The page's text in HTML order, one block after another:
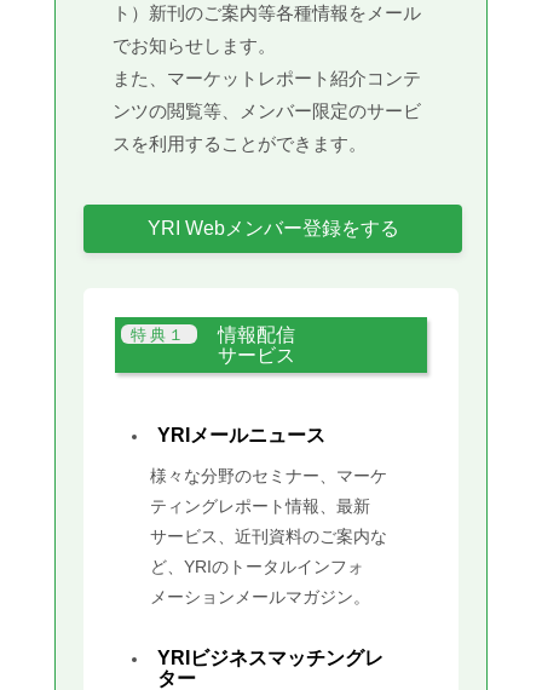
ト）新刊のご案内等各種情報をメール
でお知らせします。
また、マーケットレポート紹介コンテ
ンツの閲覧等、メンバー限定のサービ
スを利用することができます。
YRI Webメンバー登録をする
情報配信
サービス
YRIメールニュース
様々な分野のセミナー、マーケ
ティングレポート情報、最新
サービス、近刊資料のご案内な
ど、YRIのトータルインフォ
メーションメールマガジン。
YRIビジネスマッチングレ
ター